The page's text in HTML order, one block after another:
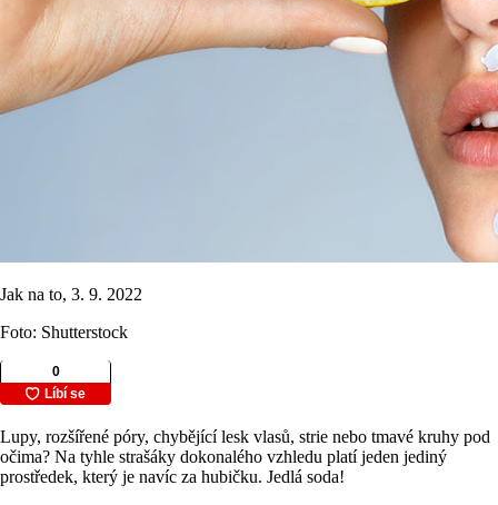
Jak na to, 3. 9. 2022
Foto: Shutterstock
Lupy, rozšířené póry, chybějící lesk vlasů, strie nebo tmavé kruhy pod
očima? Na tyhle strašáky dokonalého vzhledu platí jeden jediný
prostředek, který je navíc za hubičku. Jedlá soda!